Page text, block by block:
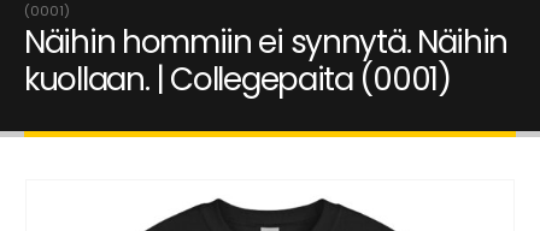
(0001)
Näihin hommiin ei synnytä. Näihin
kuollaan. | Collegepaita (0001)